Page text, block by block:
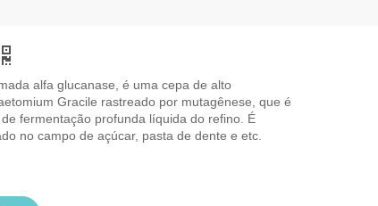
alfa glucanase, é uma cepa de alto
Gracile rastreado por mutagênese, que é
fermentação profunda líquida do refino. É
no campo de açúcar, pasta de dente e etc.